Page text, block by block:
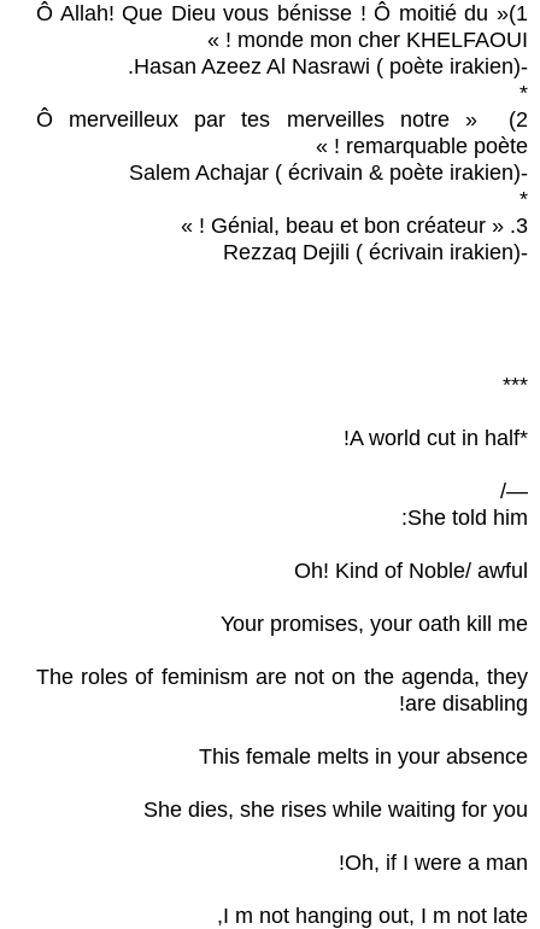
1)« Ô Allah! Que Dieu vous bénisse ! Ô moitié du
monde mon cher KHELFAOUI ! »
-Hasan Azeez Al Nasrawi ( poète irakien).
*
2) « Ô merveilleux par tes merveilles notre
remarquable poète ! »
-Salem Achajar ( écrivain & poète irakien)
*
3. « Génial, beau et bon créateur ! »
-Rezzaq Dejili ( écrivain irakien)
***
*A world cut in half!
—/
She told him:
Oh! Kind of Noble/ awful
Your promises, your oath kill me
The roles of feminism are not on the agenda, they
are disabling!
This female melts in your absence
She dies, she rises while waiting for you
Oh, if I were a man!
I m not hanging out, I m not late,